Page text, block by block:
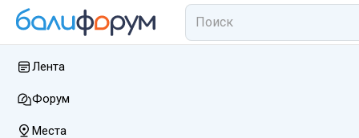
Лента
Форум
Места